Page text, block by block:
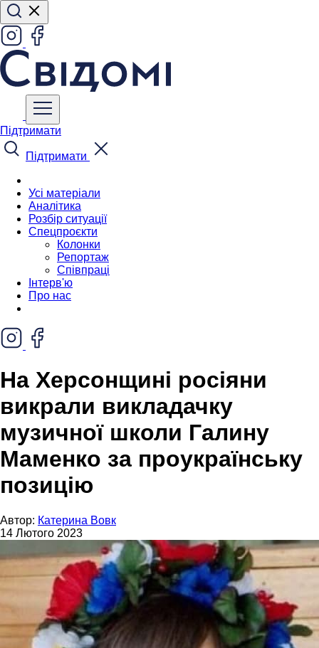
Підтримати
Підтримати
Усі матеріали
Аналітика
Розбір ситуації
Спецпроєкти
Колонки
Репортаж
Співпраці
Інтерв'ю
Про нас
На Херсонщині росіяни
викрали викладачку
музичної школи Галину
Маменко за проукраїнську
позицію
Автор: Катерина Вовк
14 Лютого 2023